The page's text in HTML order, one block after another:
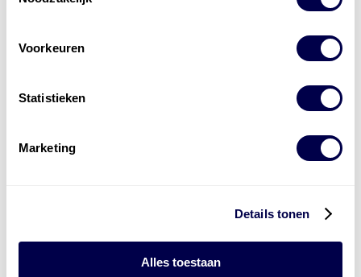
Voorkeuren
Statistieken
Marketing
Details tonen
Alles toestaan
Over onze diensten